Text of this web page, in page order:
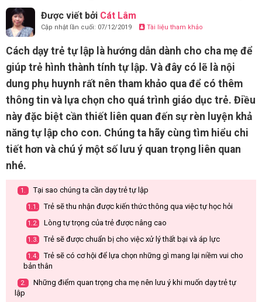
Được viết bởi Cát Lâm
Cập nhật lần cuối: 07/12/2019 Tài liệu tham khảo
Cách dạy trẻ tự lập là hướng dẫn dành cho cha mẹ để
giúp trẻ hình thành tính tự lập. Và đây có lẽ là nội
dung phụ huynh rất nên tham khảo qua để có thêm
thông tin và lựa chọn cho quá trình giáo dục trẻ. Điều
này đặc biệt cần thiết liên quan đến sự rèn luyện khả
năng tự lập cho con. Chúng ta hãy cùng tìm hiểu chi
tiết hơn và chú ý một số lưu ý quan trọng liên quan
nhé.
1. Tại sao chúng ta cần dạy trẻ tự lập
1.1. Trẻ sẽ thu nhận được kiến thức thông qua việc tự học hỏi
1.2. Lòng tự trọng của trẻ được nâng cao
1.3. Trẻ sẽ được chuẩn bị cho việc xử lý thất bại và áp lực
1.4.
Trẻ sẽ có cơ hội để lựa chọn những gì mang lại niềm vui cho
bản thân
2.
Những điểm quan trọng cha mẹ nên lưu ý khi muốn dạy trẻ tự
lập